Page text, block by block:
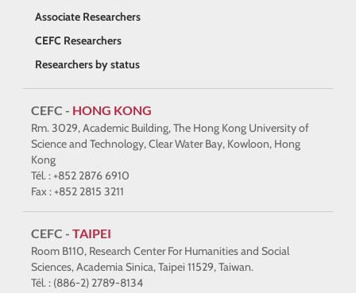
Associate Researchers
CEFC Researchers
Researchers by status
CEFC - HONG KONG
Rm. 3029, Academic Building, The Hong Kong University of
Science and Technology, Clear Water Bay, Kowloon, Hong
Kong
Tél. : +852 2876 6910
Fax : +852 2815 3211
CEFC - TAIPEI
Room B110, Research Center For Humanities and Social
Sciences, Academia Sinica, Taipei 11529, Taiwan.
Tél. : (886-2) 2789-8134